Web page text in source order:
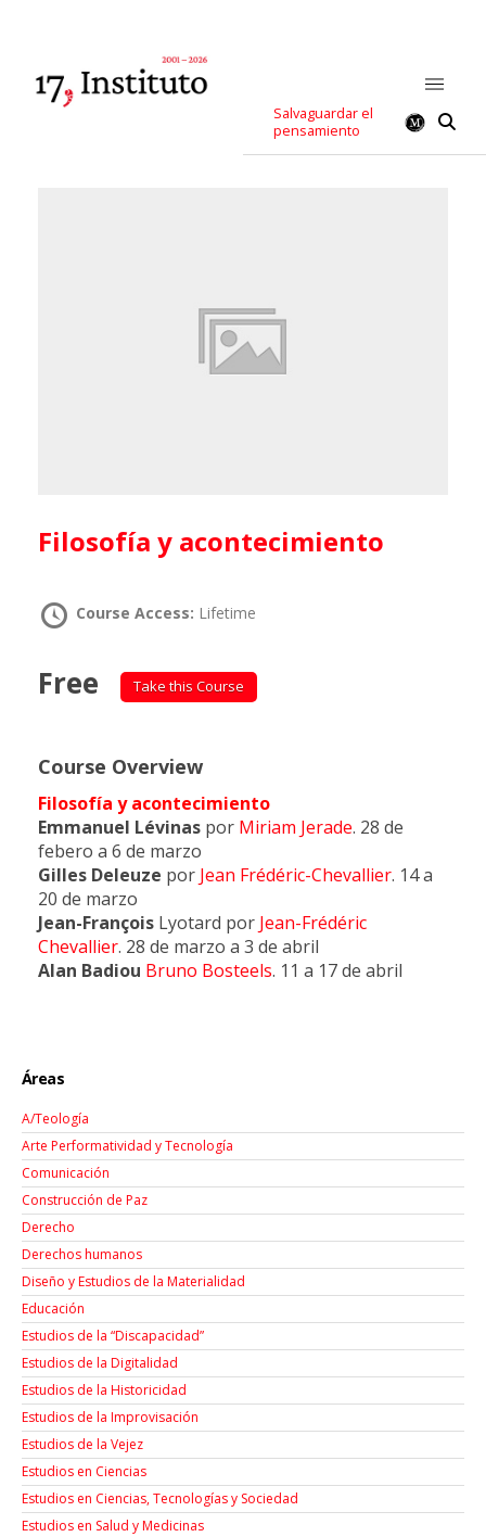
Salvaguardar el
pensamiento
Filosofía y acontecimiento
Course Access: Lifetime
Free Take this Course
Course Overview
Filosofía y acontecimiento
Emmanuel Lévinas por Miriam Jerade. 28 de
febero a 6 de marzo
Gilles Deleuze por Jean Frédéric-Chevallier. 14 a
20 de marzo
Jean-François Lyotard por Jean-Frédéric
Chevallier. 28 de marzo a 3 de abril
Alan Badiou Bruno Bosteels. 11 a 17 de abril
Áreas
A/Teología
Arte Performatividad y Tecnología
Comunicación
Construcción de Paz
Derecho
Derechos humanos
Diseño y Estudios de la Materialidad
Educación
Estudios de la “Discapacidad”
Estudios de la Digitalidad
Estudios de la Historicidad
Estudios de la Improvisación
Estudios de la Vejez
Estudios en Ciencias
Estudios en Ciencias, Tecnologías y Sociedad
Estudios en Salud y Medicinas